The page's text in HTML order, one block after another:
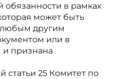
в рамках
может быть
любым другим
или в
и признана
статьи 25 Комитет по